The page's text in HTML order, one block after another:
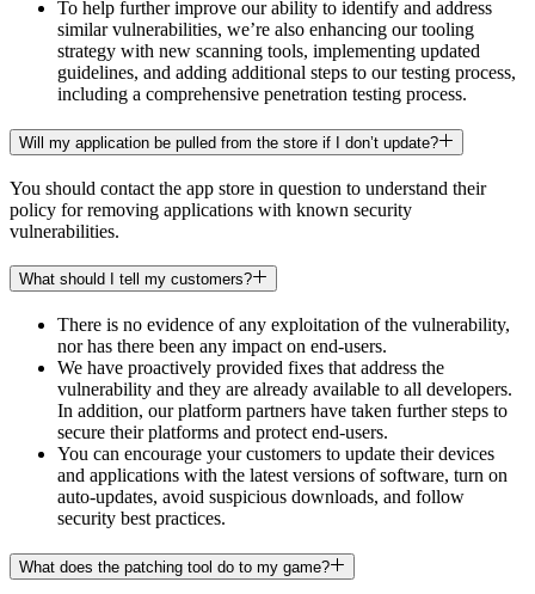
To help further improve our ability to identify and address
similar vulnerabilities, we’re also enhancing our tooling
strategy with new scanning tools, implementing updated
guidelines, and adding additional steps to our testing process,
including a comprehensive penetration testing process.
Will my application be pulled from the store if I don’t update?
You should contact the app store in question to understand their
policy for removing applications with known security
vulnerabilities.
What should I tell my customers?
There is no evidence of any exploitation of the vulnerability,
nor has there been any impact on end-users.
We have proactively provided fixes that address the
vulnerability and they are already available to all developers.
In addition, our platform partners have taken further steps to
secure their platforms and protect end-users.
You can encourage your customers to update their devices
and applications with the latest versions of software, turn on
auto-updates, avoid suspicious downloads, and follow
security best practices.
What does the patching tool do to my game?